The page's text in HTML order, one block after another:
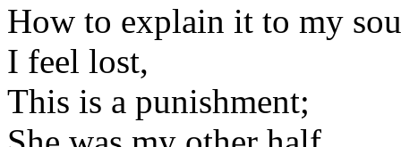
How to explain it to my
I feel lost,
This is a punishment;